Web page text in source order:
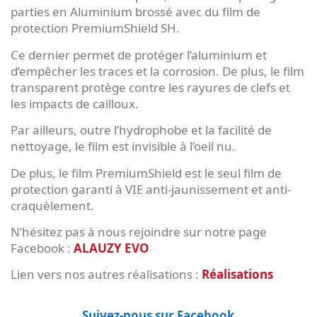
parties en Aluminium brossé avec du film de
protection PremiumShield SH.
Ce dernier permet de protéger l’aluminium et
d’empêcher les traces et la corrosion. De plus, le film
transparent protège contre les rayures de clefs et
les impacts de cailloux.
Par ailleurs, outre l’hydrophobe et la facilité de
nettoyage, le film est invisible à l’oeil nu.
De plus, le film PremiumShield est le seul film de
protection garanti à VIE anti-jaunissement et anti-
craquèlement.
N’hésitez pas à nous rejoindre sur notre page
Facebook : ALAUZY EVO
Lien vers nos autres réalisations : Réalisations